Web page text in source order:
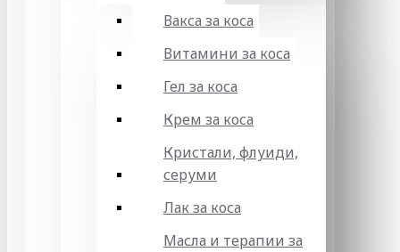
Вакса за коса
Витамини за коса
Гел за коса
Крем за коса
Кристали, флуиди,
серуми
Лак за коса
Масла и терапии за